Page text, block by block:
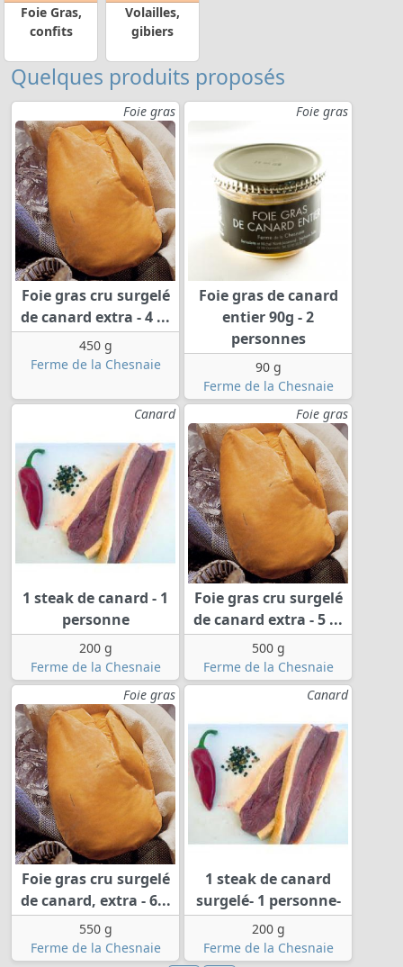
Foie Gras,
confits
Volailles,
gibiers
Quelques produits proposés
Foie gras
Foie gras cru surgelé
de canard extra - 4 ...
450 g
Ferme de la Chesnaie
Foie gras
Foie gras de canard
entier 90g - 2
personnes
90 g
Ferme de la Chesnaie
Canard
1 steak de canard - 1
personne
200 g
Ferme de la Chesnaie
Foie gras
Foie gras cru surgelé
de canard extra - 5 ...
500 g
Ferme de la Chesnaie
Foie gras
Foie gras cru surgelé
de canard, extra - 6...
550 g
Ferme de la Chesnaie
Canard
1 steak de canard
surgelé- 1 personne-
200 g
Ferme de la Chesnaie